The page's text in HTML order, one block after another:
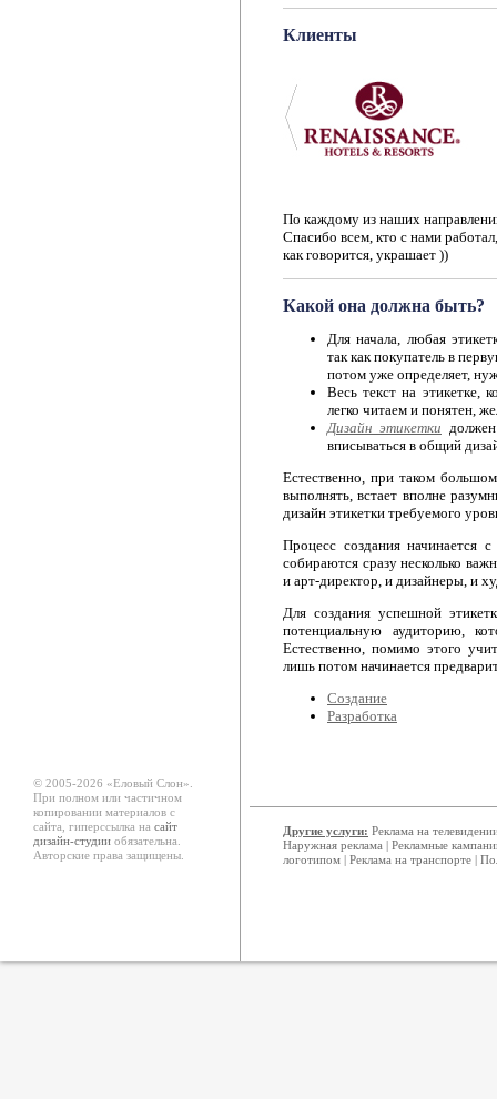
Клиенты
По каждому из наших
Спасибо всем, кто с нами
как говорится, украшает ))
Какой она должна быть?
Для начала, любая
так как покупатель в
потом уже определяет,
Весь текст на этикетке,
легко читаем и понятен,
Дизайн этикетки
вписываться в общий
Естественно, при таком
выполнять, встает вполне
дизайн этикетки требуемого
Процесс создания начинается
собираются сразу несколько
и арт-директор, и дизайнеры, и
Для создания успешной
потенциальную аудиторию,
Естественно, помимо этого
лишь потом начинается
Создание
Разработка
© 2005-2026 «Еловый Cлон».
При полном или частичном
копировании материалов с
сайта, гиперссылка на сайт
дизайн-студии обязательна.
Авторские права защищены.
Другие услуги: Реклама на
Наружная реклама | Рекламные
логотипом | Реклама на транспорте |